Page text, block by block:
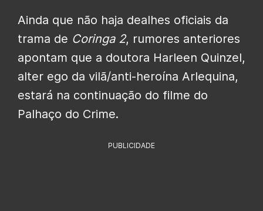
Ainda que não haja dealhes oficiais da
trama de Coringa 2, rumores anteriores
apontam que a doutora Harleen Quinzel,
alter ego da vilã/anti-heroína Arlequina,
estará na continuação do filme do
Palhaço do Crime.
PUBLICIDADE